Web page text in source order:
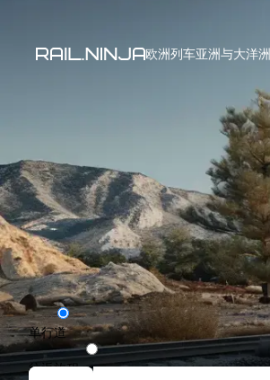
欧洲列车亚洲与大洋洲
单行道
往返旅程